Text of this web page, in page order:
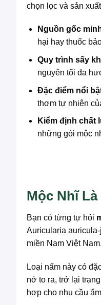
chọn lọc và sản
Nguồn gốc
hại hay thuốc
Quy trình sấy
nguyên tối đa
Đặc điểm nổi
thơm tự nhiên
Kiểm định chất
những gói mộc
Mộc Nhĩ
Bạn có từng tự hỏi
Auricularia
miền Nam Việt
Loại nấm này có
nở to ra, trở lại
hợp cho nhu cầu